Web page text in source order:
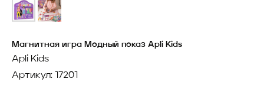
Магнитная игра Модный показ Apli Kids
Apli Kids
Артикул:
17201